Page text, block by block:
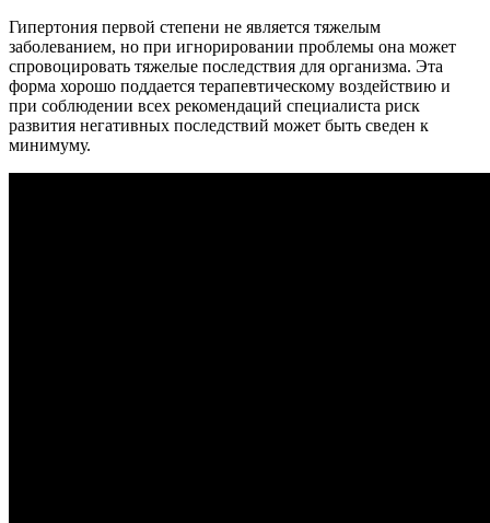
Гипертония первой степени не является тяжелым
заболеванием, но при игнорировании проблемы она может
спровоцировать тяжелые последствия для организма. Эта
форма хорошо поддается терапевтическому воздействию и
при соблюдении всех рекомендаций специалиста риск
развития негативных последствий может быть сведен к
минимуму.